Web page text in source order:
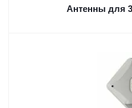
Антенны для